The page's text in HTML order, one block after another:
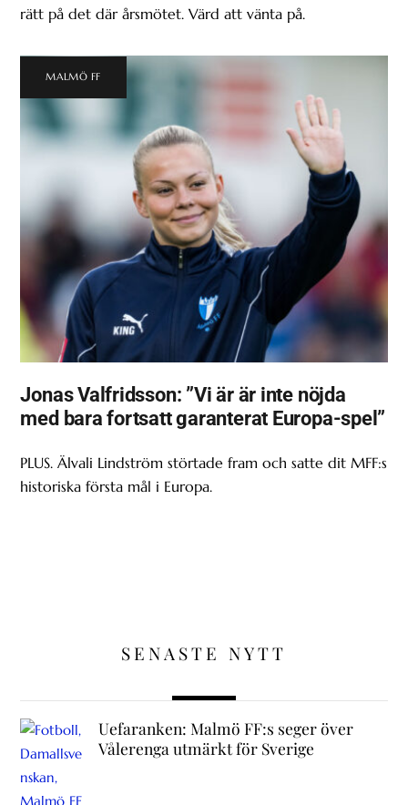
rätt på det där årsmötet. Värd att vänta på.
MALMÖ FF
Jonas Valfridsson: ”Vi är är inte nöjda
med bara fortsatt garanterat Europa-spel”
PLUS. Älvali Lindström störtade fram och satte dit MFF:s
historiska första mål i Europa.
SENASTE NYTT
Uefaranken: Malmö FF:s seger över
Vålerenga utmärkt för Sverige